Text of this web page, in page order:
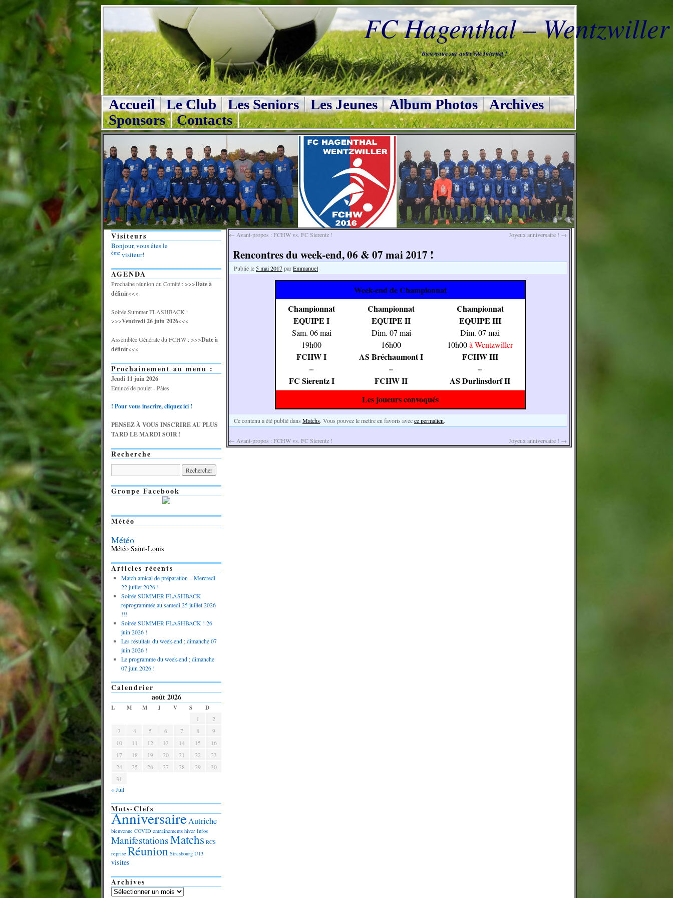
FC Hagenthal – Wentzwiller
Bienvenue sur notre site Internet !
Accueil Le Club Les Seniors Les Jeunes Album Photos
Archives
Sponsors
Contacts
← Avant-propos : FCHW vs. FC Sierentz ! Joyeux anniversaire ! →
Rencontres du week-end, 06 & 07 mai 2017 !
Publié le 5 mai 2017parEmmanuel
Week-end de Championnat
Championnat
EQUIPE I
Sam. 06 mai
19h00
FCHW I
–
FC Sierentz I
Championnat
EQUIPE II
Dim. 07 mai
16h00
AS Bréchaumont I
–
FCHW II
Championnat
EQUIPE III
Dim. 07 mai
10h00à Wentzwiller
FCHW III
–
AS Durlinsdorf II
Les joueurs convoqués
Ce contenu a été publié dans Matchs. Vous pouvez le mettre en favoris avecce permalien.
← Avant-propos : FCHW vs. FC Sierentz ! Joyeux anniversaire ! →
Visiteurs
Bonjour, vous êtes le
ème visiteur!
AGENDA
Prochaine réunion du Comité :>>>Date à
définir<<<
Soirée Summer FLASHBACK :
>>>Vendredi 26 juin 2026<<<
Assemblée Générale du FCHW : >>>Date à
définir<<<
Prochainement au menu :
Jeudi 11 juin 2026
Emincé de poulet - Pâtes
! Pour vous inscrire, cliquez ici !
PENSEZ À VOUS INSCRIRE AU PLUS
TARD LE MARDI SOIR !
Recherche
Groupe Facebook
Météo
Météo
Météo Saint-Louis
Articles récents
Match amical de préparation – Mercredi
22 juillet 2026 !
Soirée SUMMER FLASHBACK
reprogrammée au samedi 25 juillet 2026
!!!
Soirée SUMMER FLASHBACK ! 26
juin 2026 !
Les résultats du week-end ; dimanche 07
juin 2026 !
Le programme du week-end ; dimanche
07 juin 2026 !
Calendrier
août 2026
L M M J V S
D
1
2
3
4 5 6 7 8
9
10
11 12 13 14 15
16
17
18 19 20 21 22
23
24
25 26 27 28 29
30
31
« Juil
Mots-Clefs
AnniversaireAutriche
bienvenue COVID entraînements hiver Infos
ManifestationsMatchs RCS
reprise Réunion Strasbourg U13
visites
Archives